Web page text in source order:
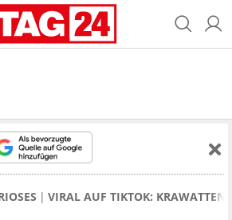
VIRAL AUF TIKTOK: